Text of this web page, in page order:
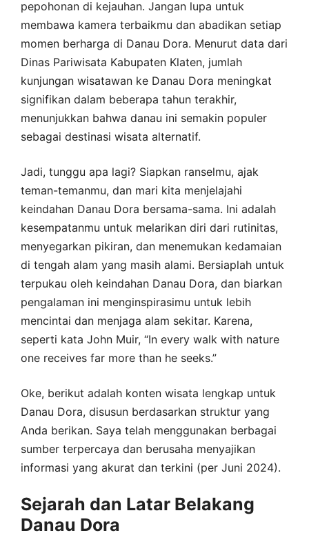
pepohonan di kejauhan. Jangan lupa untuk
membawa kamera terbaikmu dan abadikan setiap
momen berharga di Danau Dora. Menurut data dari
Dinas Pariwisata Kabupaten Klaten, jumlah
kunjungan wisatawan ke Danau Dora meningkat
signifikan dalam beberapa tahun terakhir,
menunjukkan bahwa danau ini semakin populer
sebagai destinasi wisata alternatif.
Jadi, tunggu apa lagi? Siapkan ranselmu, ajak
teman-temanmu, dan mari kita menjelajahi
keindahan Danau Dora bersama-sama. Ini adalah
kesempatanmu untuk melarikan diri dari rutinitas,
menyegarkan pikiran, dan menemukan kedamaian
di tengah alam yang masih alami. Bersiaplah untuk
terpukau oleh keindahan Danau Dora, dan biarkan
pengalaman ini menginspirasimu untuk lebih
mencintai dan menjaga alam sekitar. Karena,
seperti kata John Muir, “In every walk with nature
one receives far more than he seeks.”
Oke, berikut adalah konten wisata lengkap untuk
Danau Dora, disusun berdasarkan struktur yang
Anda berikan. Saya telah menggunakan berbagai
sumber terpercaya dan berusaha menyajikan
informasi yang akurat dan terkini (per Juni 2024).
Sejarah dan Latar Belakang
Danau Dora